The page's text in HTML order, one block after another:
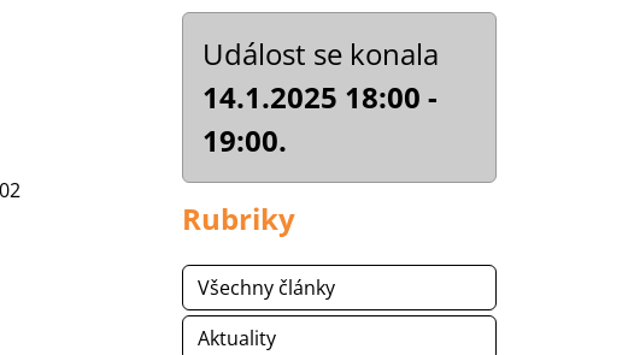
Událost se konala
14.1.2025 18:00 -
19:00.
Rubriky
Všechny články
Aktuality